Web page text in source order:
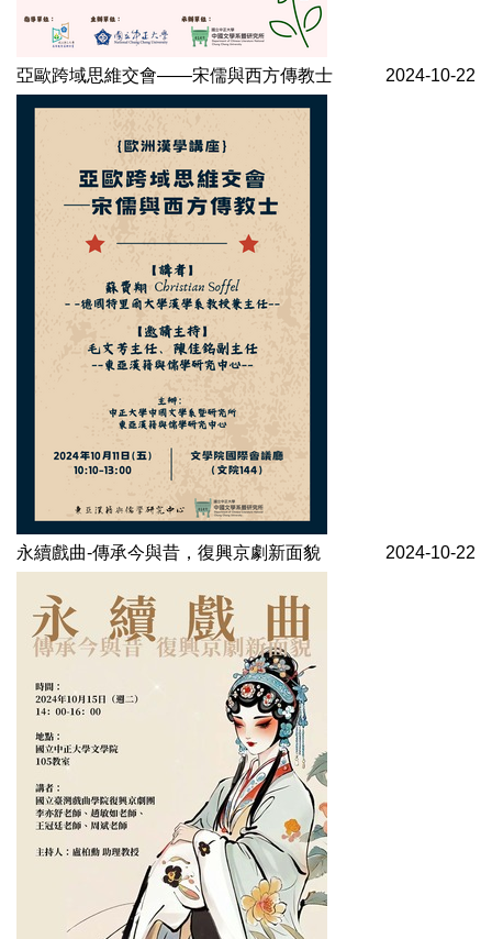
亞歐跨域思維交會——宋儒與西方傳教士 2024-10-22
永續戲曲-傳承今與昔，復興京劇新面貌 2024-10-22